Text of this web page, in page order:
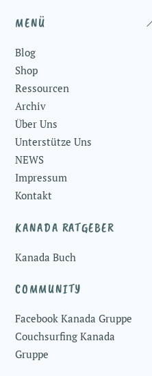
MENÜ
Blog
Shop
Ressourcen
Archiv
Über Uns
Unterstütze Uns
NEWS
Impressum
Kontakt
KANADA RATGEBER
Kanada Buch
COMMUNITY
Facebook Kanada Gruppe
Couchsurfing Kanada
Gruppe